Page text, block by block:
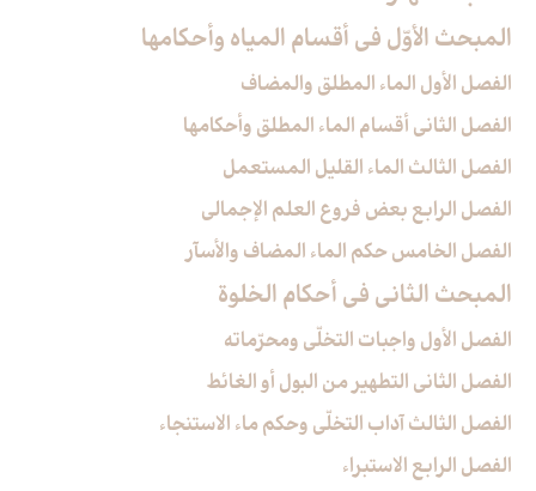
المبحث الأوّل فى أقسام المياه وأحكامها
الفصل الأول الماء المطلق والمضاف‏
الفصل الثاني أقسام الماء المطلق وأحكامها
الفصل الثالث الماء القليل المستعمل‏
الفصل الرابع بعض فروع العلم الإجمالي‏
الفصل الخامس حكم الماء المضاف والأسآر
المبحث الثاني في أحكام الخلوة
الفصل الأول واجبات التخلّي ومحرّماته‏
الفصل الثاني التطهير من البول أو الغائط
الفصل الثالث آداب التخلّي وحكم ماء الاستنجاء
الفصل الرابع الاستبراء